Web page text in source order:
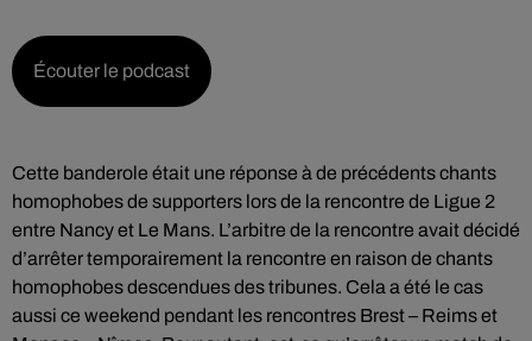
Écouter le podcast
Cette banderole était une réponse à de précédents chants
homophobes de supporters lors de la rencontre de Ligue 2
entre Nancy et Le Mans. L’arbitre de la rencontre avait décidé
d’arrêter temporairement la rencontre en raison de chants
homophobes descendues des tribunes. Cela a été le cas
aussi ce weekend pendant les rencontres Brest – Reims et